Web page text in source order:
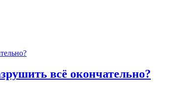
всё окончательно?